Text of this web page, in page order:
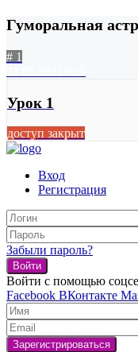
Гуморальная
# 1
Урок 1
доступ закрыт
Вход
Регистрация
Забыли пароль?
Войти
Войти с помощью
Facebook ВКонтакте